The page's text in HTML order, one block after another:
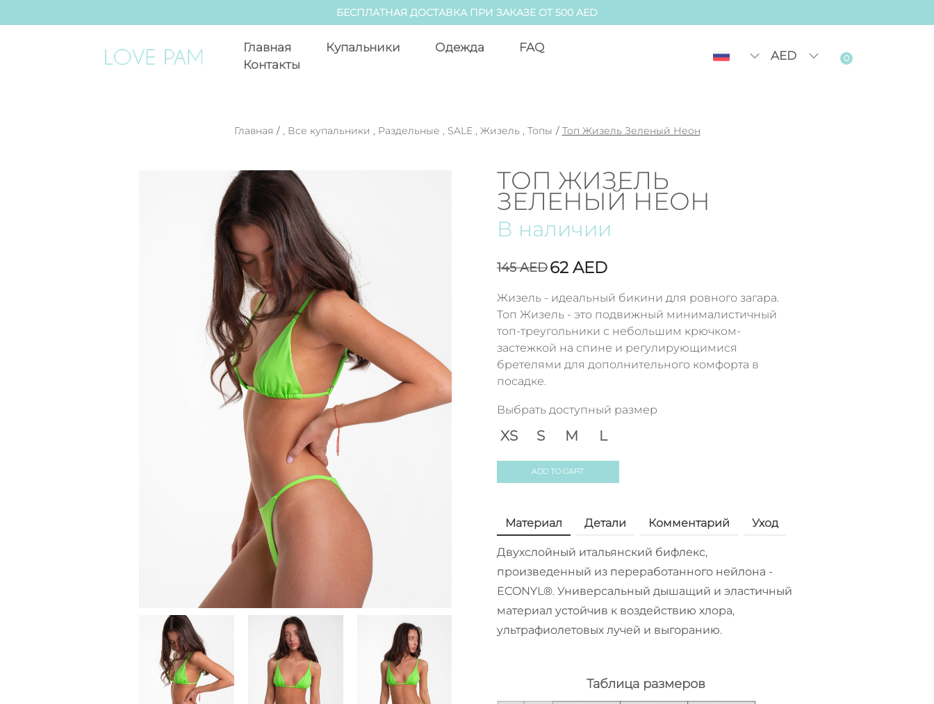
БЕСПЛАТНАЯ ДОСТАВКА ПРИ ЗАКАЗЕ ОТ 500 AED
Главная Купальники Одежда
FAQ
Контакты
AED 0
Главная / , Все купальники , Раздельные , SALE, Жизель, Топы / Топ Жизель Зеленый Неон
ТОП ЖИЗЕЛЬ
ЗЕЛЕНЫЙ НЕОН
В наличии
145AED62 AED
Жизель - идеальный бикини для ровного загара.
Топ Жизель - это подвижный минималистичный
топ-треугольники с небольшим крючком-
застежкой на спине и регулирующимися
бретелями для дополнительного комфорта в
посадке.
Выбрать доступный размер
L
M
S
XS
ADD TO CART
Материал Детали Комментарий Уход
Двухслойный итальянский бифлекс,
произведенный из переработанного нейлона -
ECONYL®. Универсальный дышащий и эластичный
материал устойчив к воздействию хлора,
ультрафиолетовых лучей и выгоранию.
Таблица размеров